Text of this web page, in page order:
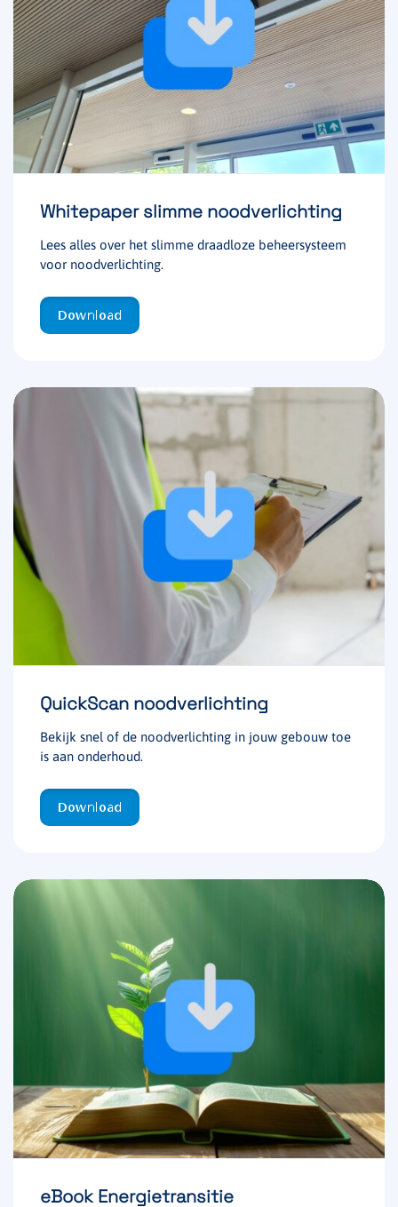
Whitepaper slimme noodverlichting
Lees alles over het slimme draadloze beheersysteem
voor noodverlichting.
Download
QuickScan noodverlichting
Bekijk snel of de noodverlichting in jouw gebouw toe
is aan onderhoud.
Download
eBook Energietransitie